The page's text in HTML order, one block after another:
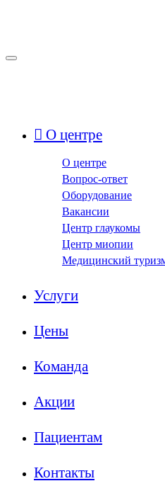
О центре
О центре
Вопрос-ответ
Оборудование
Вакансии
Центр глаукомы
Центр миопии
Медицинский
Услуги
Цены
Команда
Акции
Пациентам
Контакты